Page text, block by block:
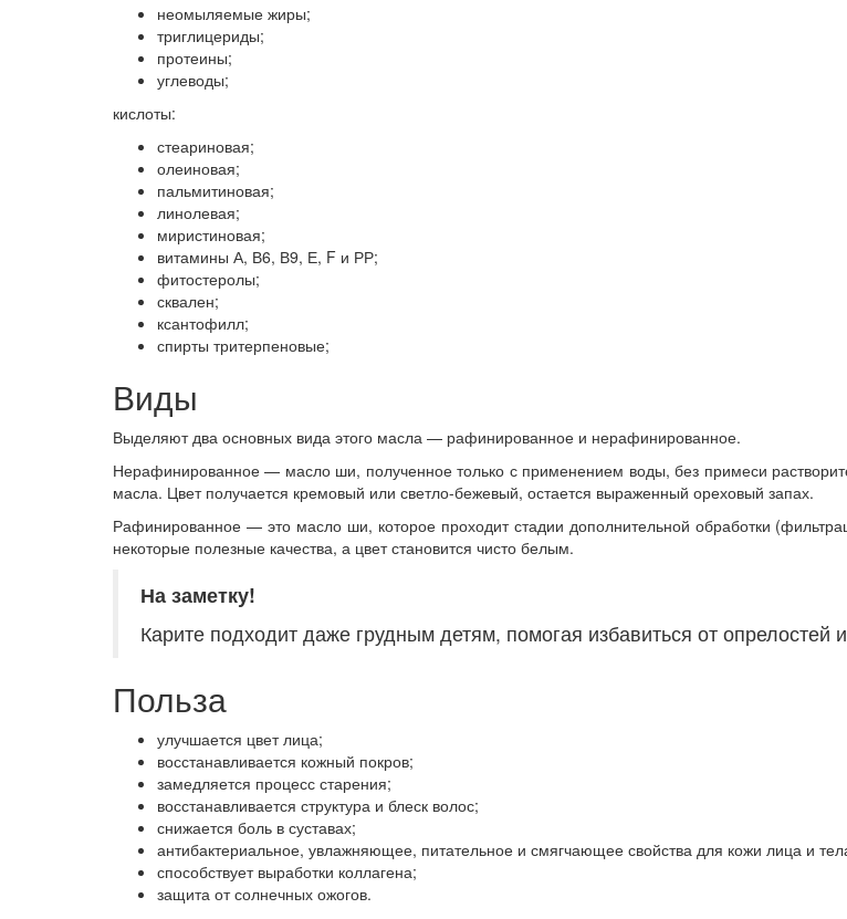
неомыляемые жиры;
триглицериды;
протеины;
углеводы;
кислоты:
стеариновая;
олеиновая;
пальмитиновая;
линолевая;
миристиновая;
витамины А, В6, В9, Е, F и РР;
фитостеролы;
сквален;
ксантофилл;
спирты тритерпеновые;
Виды
Выделяют два основных вида этого масла — рафинированное и нерафинированное.
Нерафинированное — масло ши, полученное только с применением воды, без примеси
масла. Цвет получается кремовый или светло-бежевый, остается выраженный ореховый запах.
Рафинированное — это масло ши, которое проходит стадии дополнительной обработки
некоторые полезные качества, а цвет становится чисто белым.
На заметку!
Карите подходит даже грудным детям, помогая избавиться от опрелостей
Польза
улучшается цвет лица;
восстанавливается кожный покров;
замедляется процесс старения;
восстанавливается структура и блеск волос;
снижается боль в суставах;
антибактериальное, увлажняющее, питательное и смягчающее свойства для кожи лица и
способствует выработки коллагена;
защита от солнечных ожогов.